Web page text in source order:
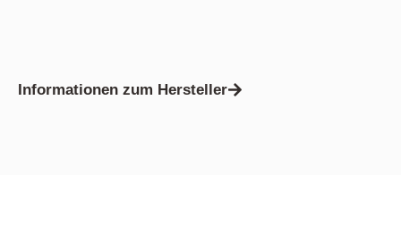
Informationen zum Hersteller